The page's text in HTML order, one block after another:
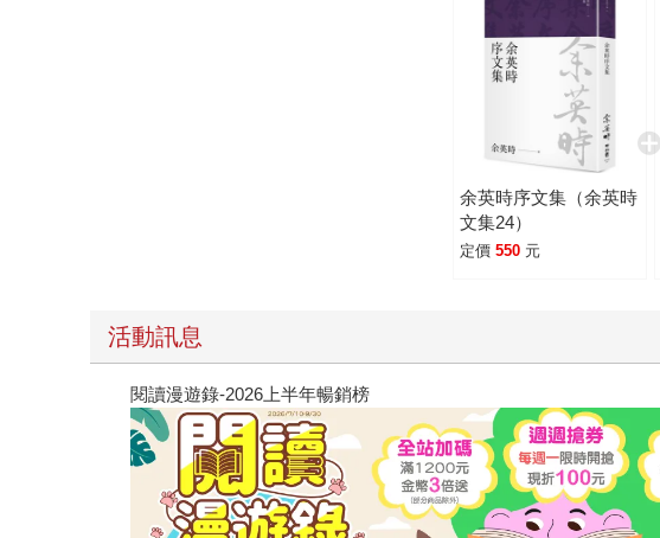
余英時序文集（余英時
文集24）
定價 550 元
活動訊息
閱讀漫遊錄-2026上半年暢銷榜